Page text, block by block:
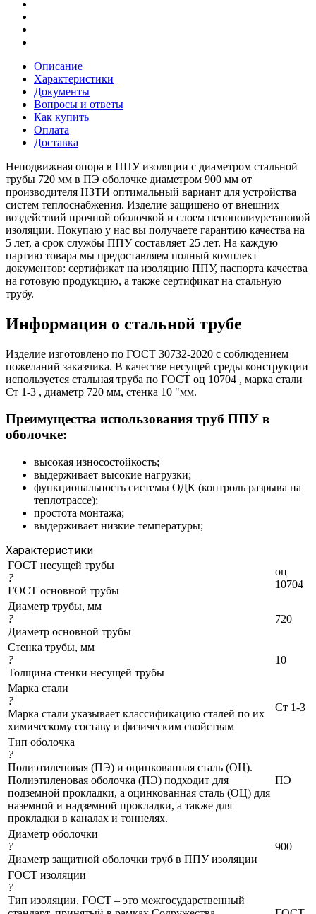
Описание
Характеристики
Документы
Вопросы и ответы
Как купить
Оплата
Доставка
Неподвижная опора в ППУ изоляции с диаметром стальной
трубы 720 мм в ПЭ оболочке диаметром 900 мм от
производителя НЗТИ оптимальный вариант для устройства
систем теплоснабжения. Изделие защищено от внешних
воздействий прочной оболочкой и слоем пенополиуретановой
изоляции. Покупаю у нас вы получаете гарантию качества на
5 лет, а срок службы ППУ составляет 25 лет. На каждую
партию товара мы предоставляем полный комплект
документов: сертификат на изоляцию ППУ, паспорта качества
на готовую продукцию, а также сертификат на стальную
трубу.
Информация о стальной трубе
Изделие изготовлено по ГОСТ 30732-2020 с соблюдением
пожеланий заказчика. В качестве несущей среды конструкции
используется стальная труба по ГОСТ оц 10704 , марка стали
Ст 1-3 , диаметр 720 мм, стенка 10 "мм.
Преимущества использования труб ППУ в
оболочке:
высокая износостойкость;
выдерживает высокие нагрузки;
функциональность системы ОДК (контроль разрыва на
теплотрассе);
простота монтажа;
выдерживает низкие температуры;
Характеристики
ГОСТ несущей трубы
?
ГОСТ основной трубы
оц
10704
Диаметр трубы, мм
?
Диаметр основной трубы
720
Стенка трубы, мм
?
Толщина стенки несущей трубы
10
Марка стали
?
Марка стали указывает классификацию сталей по их
химическому составу и физическим свойствам
Ст 1-3
Тип оболочка
?
Полиэтиленовая (ПЭ) и оцинкованная сталь (ОЦ).
Полиэтиленовая оболочка (ПЭ) подходит для
подземной прокладки, а оцинкованная сталь (ОЦ) для
наземной и надземной прокладки, а также для
прокладки в каналах и тоннелях.
ПЭ
Диаметр оболочки
?
Диаметр защитной оболочки труб в ППУ изоляции
900
ГОСТ изоляции
?
Тип изоляции. ГОСТ – это межгосударственный